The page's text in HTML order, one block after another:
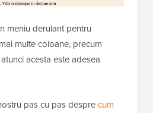
meniu derulant pentru
multe coloane, precum
acesta este adesea
pas cu pas desprecum